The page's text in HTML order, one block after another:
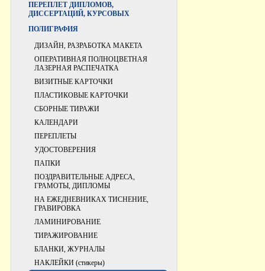
ПЕРЕПЛЕТ ДИПЛОМОВ,
ДИССЕРТАЦИЙ, КУРСОВЫХ
ПОЛИГРАФИЯ
ДИЗАЙН, РАЗРАБОТКА МАКЕТА
ОПЕРАТИВНАЯ ПОЛНОЦВЕТНАЯ
ЛАЗЕРНАЯ РАСПЕЧАТКА
ВИЗИТНЫЕ КАРТОЧКИ
ПЛАСТИКОВЫЕ КАРТОЧКИ
СБОРНЫЕ ТИРАЖИ
КАЛЕНДАРИ
ПЕРЕПЛЕТЫ
УДОСТОВЕРЕНИЯ
ПАПКИ
ПОЗДРАВИТЕЛЬНЫЕ АДРЕСА,
ГРАМОТЫ, ДИПЛОМЫ
НА ЕЖЕДНЕВНИКАХ ТИСНЕНИЕ,
ГРАВИРОВКА
ЛАМИНИРОВАНИЕ
ТИРАЖИРОВАНИЕ
БЛАНКИ, ЖУРНАЛЫ
НАКЛЕЙКИ (стикеры)